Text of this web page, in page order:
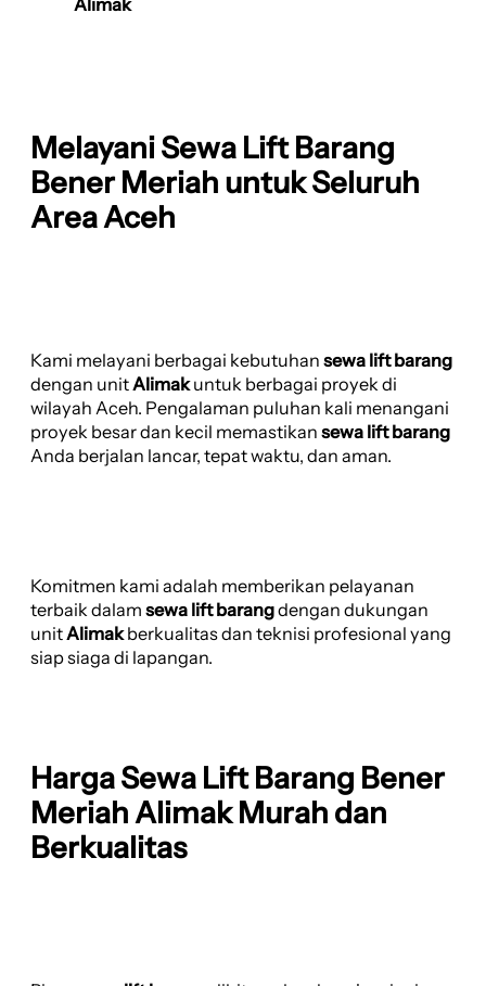
Melayani Sewa Lift Barang
Bener Meriah untuk Seluruh
Area Aceh
Kami melayani berbagai kebutuhan sewa lift barang
dengan unit Alimakuntuk berbagai proyek di
wilayah Aceh. Pengalaman puluhan kali menangani
proyek besar dan kecil memastikan sewa lift barang
Anda berjalan lancar, tepat waktu, dan aman.
Komitmen kami adalah memberikan pelayanan
terbaik dalam sewa lift barangdengan dukungan
unitAlimakberkualitas dan teknisi profesional yang
siap siaga di lapangan.
Harga Sewa Lift Barang Bener
Meriah Alimak Murah dan
Berkualitas